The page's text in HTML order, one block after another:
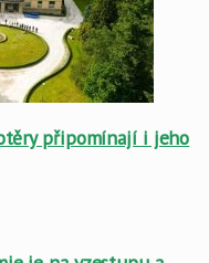
připomínají i jeho